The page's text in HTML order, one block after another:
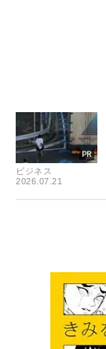
ビジネス
2026.07.21